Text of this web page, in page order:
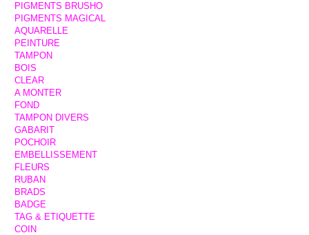
PIGMENTS BRUSHO
PIGMENTS MAGICAL
AQUARELLE
PEINTURE
TAMPON
BOIS
CLEAR
A MONTER
FOND
TAMPON DIVERS
GABARIT
POCHOIR
EMBELLISSEMENT
FLEURS
RUBAN
BRADS
BADGE
TAG & ETIQUETTE
COIN